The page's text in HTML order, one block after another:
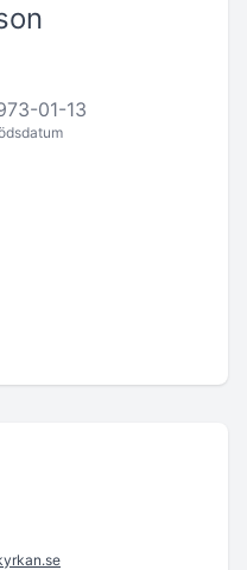
01-13